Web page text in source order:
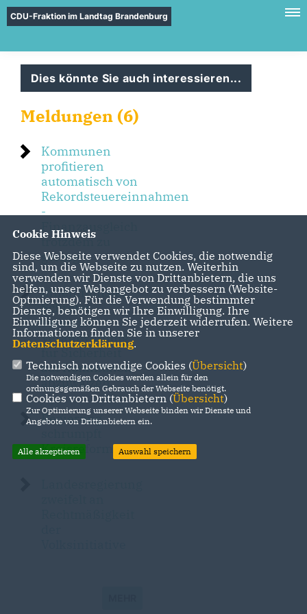
CDU-Fraktion im Landtag Brandenburg
Dies könnte Sie auch interessieren...
Meldungen (6)
Kommunen
profitieren
automatisch von
Rekordsteuereinnahmen
-
Finanzausgleich
trotzdem zu
gering
Innenminister
Schröter
versucht
Verantwortung
für Sicherheit
auf Kommunen
abzuwälzen
Regierung
Kreisreform
Cookie Hinweis
Diese Webseite verwendet Cookies, die notwendig
sind, um die Webseite zu nutzen. Weiterhin
verwenden wir Dienste von Drittanbietern, die uns
helfen, unser Webangebot zu verbessern (Website-
Optmierung). Für die Verwendung bestimmter
Dienste, benötigen wir Ihre Einwilligung. Ihre
Einwilligung können Sie jederzeit widerrufen. Weitere
Informationen finden Sie in unserer
Datenschutzerklärung.
Technisch notwendige Cookies (Übersicht)
Die notwendigen Cookies werden allein für den
ordnungsgemäßen Gebrauch der Webseite benötigt.
Cookies von Drittanbietern (Übersicht)
Zur Optimierung unserer Webseite binden wir Dienste und
Angebote von Drittanbietern ein.
Alle akzeptieren Auswahl speichern